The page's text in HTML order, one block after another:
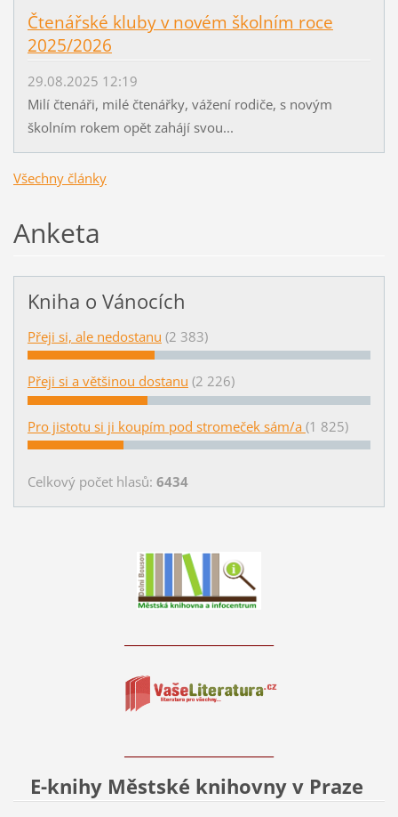
Čtenářské kluby v novém školním roce
2025/2026
29.08.2025 12:19
Milí čtenáři, milé čtenářky, vážení rodiče, s novým
školním rokem opět zahájí svou...
Všechny články
Anketa
Kniha o Vánocích
Přeji si, ale nedostanu (2 383)
Přeji si a většinou dostanu (2 226)
Pro jistotu si ji koupím pod stromeček sám/a (1 825)
Celkový počet hlasů: 6434
E-knihy Městské knihovny v Praze